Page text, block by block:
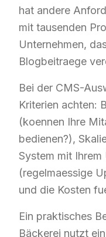
hat andere
mit tausenden
Unternehmen,
Blogbeitraege
Bei der CMS-
Kriterien achten:
(koennen Ihre
bedienen?),
System mit
(regelmaessige
und die Kosten
Ein praktisches
Bäckerei nutzt